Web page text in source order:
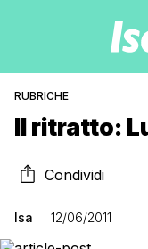
RUBRICHE
Il ritratto:
Condividi
Isa 12/06/2011